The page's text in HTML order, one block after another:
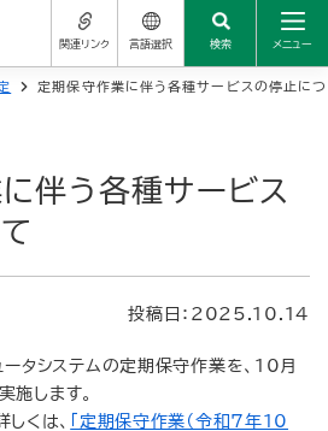
関連リンク 言語選択 検索 メニュー
サイトの使い方
定期保守作業に伴う各種サービスの停止に
伴う各種サービス
投稿日：2025.10.14
タシステムの定期保守作業を、10月
施します。
くは、
「定期保守作業（令和7年10